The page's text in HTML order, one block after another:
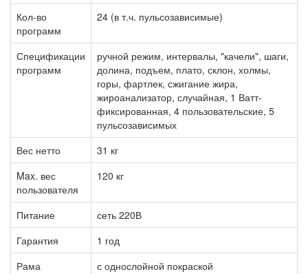
Кол-во
программ
24 (в т.ч. пульсозависимые)
Спецификации
программ
ручной режим, интервалы, "качели", шаги,
долина, подъем, плато, склон, холмы,
горы, фартлек, сжигание жира,
жироанализатор, случайная, 1 Ватт-
фиксированная, 4 пользовательские, 5
пульсозависимых
Вес нетто
31 кг
Max. вес
пользователя
120 кг
Питание
сеть 220В
Гарантия
1 год
Рама
с однослойной покраской